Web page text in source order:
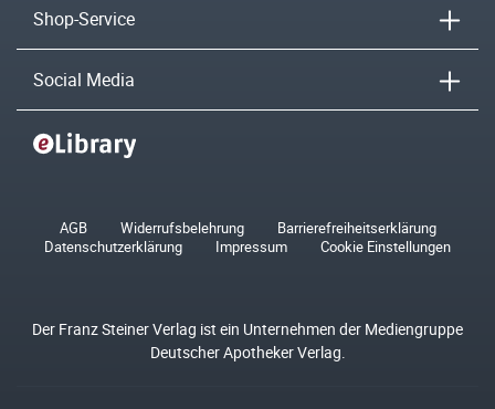
Shop-Service
Social Media
AGB Widerrufsbelehrung
Barrierefreiheitserklärung
Datenschutzerklärung
Impressum Cookie Einstellungen
Der Franz Steiner Verlag ist ein Unternehmen der Mediengruppe
Deutscher Apotheker Verlag.